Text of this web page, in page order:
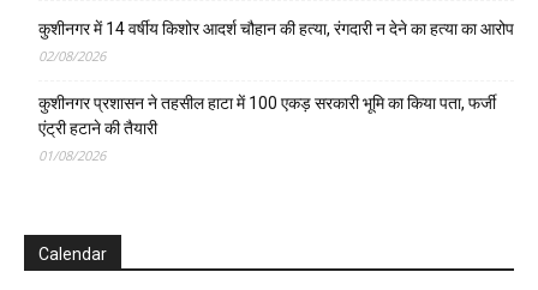
कुशीनगर में 14 वर्षीय किशोर आदर्श चौहान की हत्या, रंगदारी न देने का हत्या का आरोप
02/08/2026
कुशीनगर प्रशासन ने तहसील हाटा में 100 एकड़ सरकारी भूमि का किया पता, फर्जी
एंट्री हटाने की तैयारी
01/08/2026
Calendar